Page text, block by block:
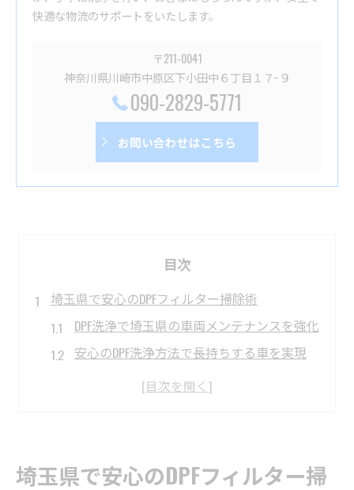
快適な物流のサポートをいたします。
〒211-0041
神奈川県川崎市中原区下小田中６丁目１７−９
090-2829-5771
お問い合わせはこちら
目次
埼玉県で安心のDPFフィルター掃除術
DPF洗浄で埼玉県の車両メンテナンスを強化
安心のDPF洗浄方法で長持ちする車を実現
埼玉で選ぶDPF洗浄サービスの信頼ポイント
埼玉県で安心のDPFフィルター掃